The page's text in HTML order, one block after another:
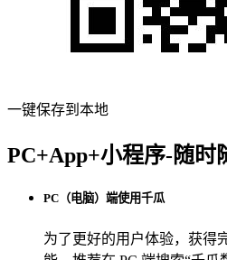
一键保存到本地
PC+App+小程序-随时
PC（电脑）端使用千瓜
为了更好的用户体验，获得